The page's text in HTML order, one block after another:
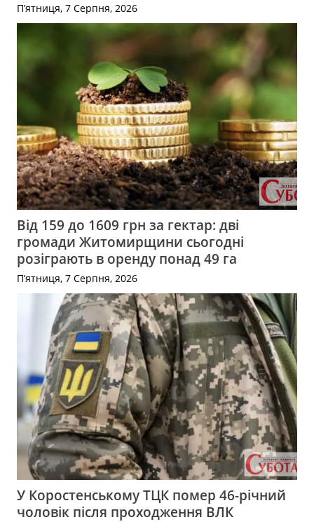
П’ятниця, 7 Серпня, 2026
Від 159 до 1609 грн за гектар: дві
громади Житомирщини сьогодні
розіграють в оренду понад 49 га
П’ятниця, 7 Серпня, 2026
У Коростенському ТЦК помер 46-річний
чоловік після проходження ВЛК